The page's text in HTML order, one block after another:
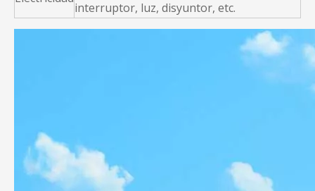
interruptor, luz, disyuntor, etc.